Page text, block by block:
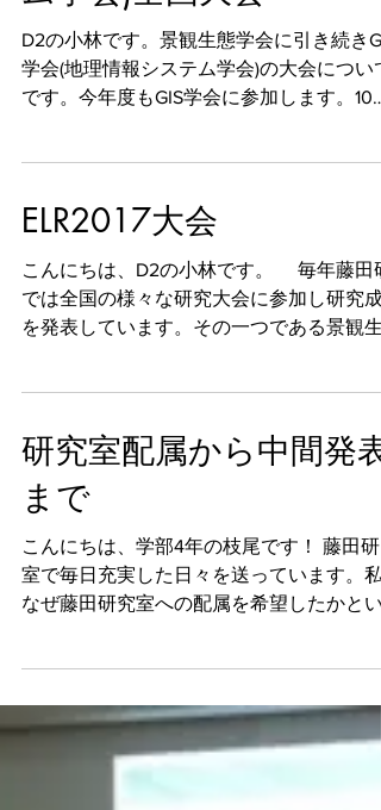
ム学会)全国大会
D2の小林です。景観生態学会に引き続き
学会(地理情報システム学会)の大会につい
27日(金)から29日(日)の日程で、せんだいメ
藤田研の学生メンバーも以下のテーマで
究発表をします...
ELR2017大会
こんにちは、D2の小林です。 毎年藤田研
では全国の様々な研究大会に参加し研究成
学会の全国大会が近づいてきました。今年
学で行われます。今回は景観生態学会単体
はなく、景観生態学会...
研究室配属から中間発表
まで
こんにちは、学部4年の枝尾です！ 藤田研
室で毎日充実した日々を送っています。私
と私の研究テーマである「熊本地震」を通
し、恩返しができないかと考えたのか理由
した。現在も研究を進めていく上で...